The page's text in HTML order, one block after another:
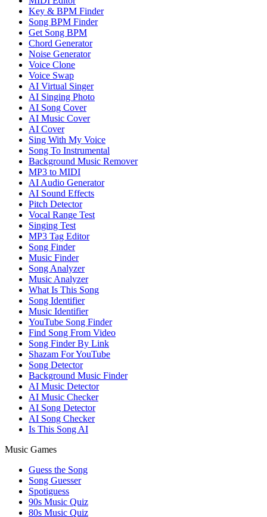
Key & BPM Finder
Song BPM Finder
Get Song BPM
Chord Generator
Noise Generator
Voice Clone
Voice Swap
AI Virtual Singer
AI Singing Photo
AI Song Cover
AI Music Cover
AI Cover
Sing With My Voice
Song To Instrumental
Background Music Remover
MP3 to MIDI
AI Audio Generator
AI Sound Effects
Pitch Detector
Vocal Range Test
Singing Test
MP3 Tag Editor
Song Finder
Music Finder
Song Analyzer
Music Analyzer
What Is This Song
Song Identifier
Music Identifier
YouTube Song Finder
Find Song From Video
Song Finder By Link
Shazam For YouTube
Song Detector
Background Music Finder
AI Music Detector
AI Music Checker
AI Song Detector
AI Song Checker
Is This Song AI
Music Games
Guess the Song
Song Guesser
Spotiguess
90s Music Quiz
80s Music Quiz